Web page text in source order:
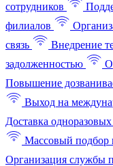
сотрудников
филиалов
связь
Внедрение
задолженностью
Повышение
Выход на
Доставка
Массовый подбор
Организация службы